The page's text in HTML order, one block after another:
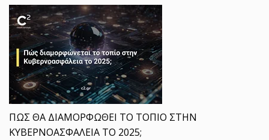
ΠΩΣ ΘΑ ΔΙΑΜΟΡΦΩΘΕΙ ΤΟ ΤΟΠΙΟ ΣΤΗΝ
ΚΥΒΕΡΝΟΑΣΦΑΛΕΙΑ ΤΟ 2025;